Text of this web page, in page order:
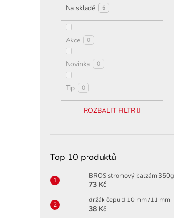
Na skladě 6
Akce 0
Novinka 0
Tip 0
ROZBALIT FILTR
Top 10 produktů
BROS stromový balzám 350g
73 Kč
držák čepu d 10 mm /11 mm
38 Kč